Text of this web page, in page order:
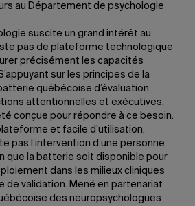
au Département de psychologie
suscite un grand intérêt au
pas de plateforme technologique
précisément les capacités
sur les principes de la
québécoise d’évaluation
attentionnelles et exécutives,
conçue pour répondre à ce besoin.
et facile d’utilisation,
pas l’intervention d’une personne
que la batterie soit disponible pour
dans les milieux cliniques
de validation. Mené en partenariat
des neuropsychologues